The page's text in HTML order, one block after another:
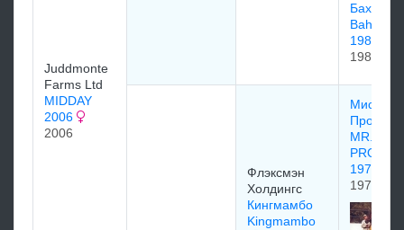
Juddmonte
Farms Ltd
MIDDAY
2006
2006
1985
1985
Флэксмэн
Холдингс
Кингмамбо
Kingmambo
Мистер
MR.
1970
1970